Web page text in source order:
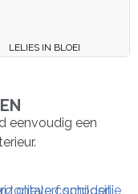
LELIES IN BLOEI
eenvoudig een